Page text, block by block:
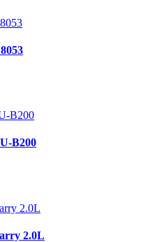
B200
2.0L